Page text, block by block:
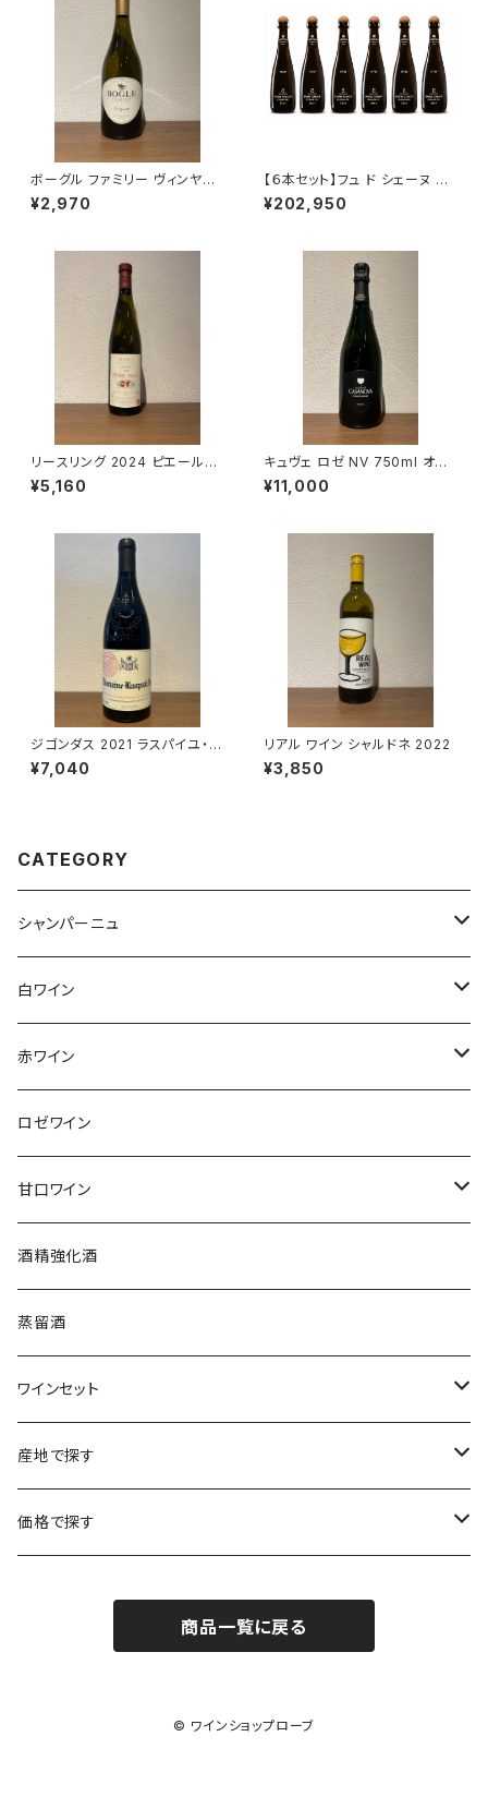
ボーグル ファミリー ヴィンヤー
ズ ヴィオニエ 2023
¥2,970
【６本セット】フュ ド シェーヌ マ
ルチヴィンテージ 箱なし 750m
l アンリ ジロー シャンパーニュ
¥202,950
リースリング 2024 ピエール・フ
リック 白ワイン 750ml
¥5,160
キュヴェ ロゼ NV 750ml オー
ロール カサノヴァ ロゼ シャンパ
ーニュ フランス
¥11,000
ジゴンダス 2021 ラスパイユ・ア
イ
¥7,040
リアル ワイン シャルドネ 2022
¥3,850
CATEGORY
シャンパーニュ
アンリ・ジロー
アンリ・ビリオ・フィス
エティエンヌ・ルフェーヴル
クリスチャン・ゴセ
クロード・カザル
ジェローム・ルフェーヴル
シャルトーニュ・タイエ
シャルル・エドシック
ジャン・ラルマン
白ワイン
フランス
アルザス
ブルゴーニュ
ロワール
コトーシャンプノワ
ドイツ
オーストラリア
ニュージーランド
南アフリカ
チリ
スロヴァキア
オーストリア
赤ワイン
フランス
アルザス
シュッド・ウエスト
ロワール
スロヴァキア
オーストラリア
ニュージーランド
南アフリカ
チリ
アメリカ
ロゼワイン
甘口ワイン
フランス
ソーテルヌ
酒精強化酒
蒸留酒
ワインセット
福袋
シャンパーニュセット
産地で探す
アメリカ
価格で探す
3,000円～4,999円
商品一覧に戻る
© ワインショップローブ